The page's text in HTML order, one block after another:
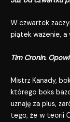
W czwartek
piątek ważenie, a
Tim Cronin.
Mistrz Kanady,
którego boks
uznaję za plus,
tego, że w teorii